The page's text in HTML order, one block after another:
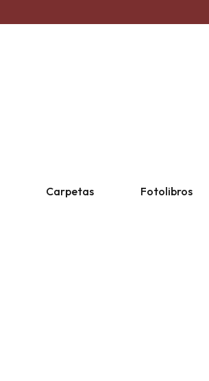
Carpetas Fotolibros